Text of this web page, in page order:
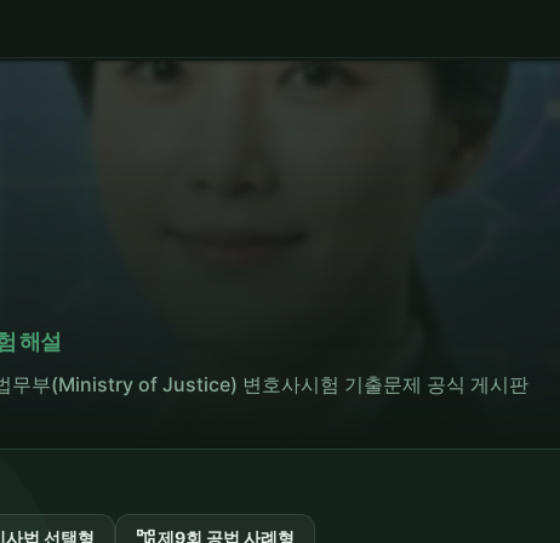
해설
무부(Ministry of Justice) 변호사시험 기출문제 공식 게시판
법 선택형 제9회 공법 사례형